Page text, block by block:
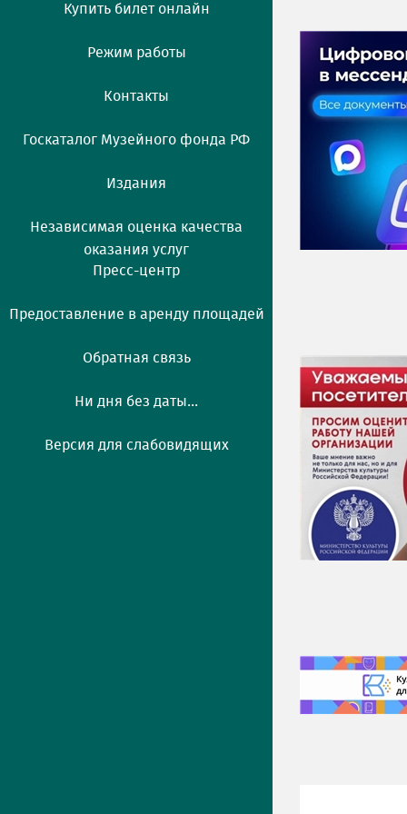
Купить билет онлайн
Режим работы
Контакты
Госкаталог Музейного фонда РФ
Издания
Независимая оценка качества
оказания услуг
Пресс-центр
Предоставление в аренду площадей
Обратная связь
Ни дня без даты...
Версия для слабовидящих